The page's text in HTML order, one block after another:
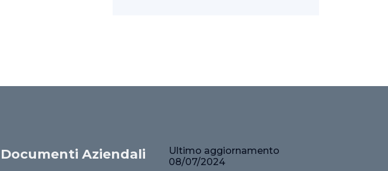
Documenti Aziendali
Ultimo aggiornamento
08/07/2024